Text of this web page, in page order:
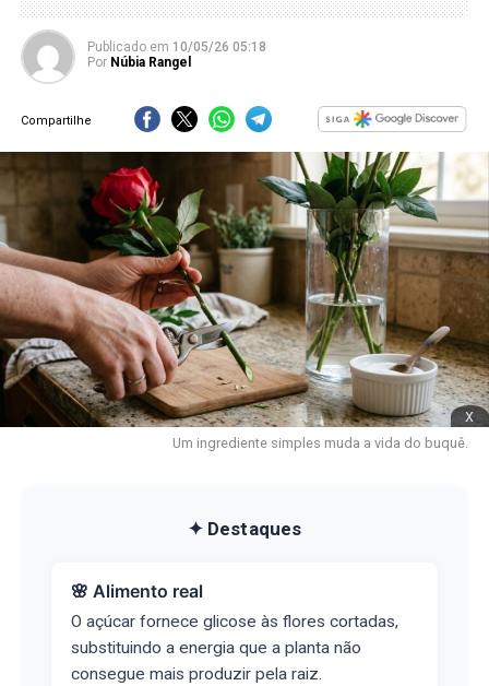
Publicado em 10/05/26 05:18
Por Núbia Rangel
Compartilhe
x
Um ingrediente simples muda a vida do buquê.
✦ Destaques
🌸 Alimento real
O açúcar fornece glicose às flores cortadas,
substituindo a energia que a planta não
consegue mais produzir pela raiz.